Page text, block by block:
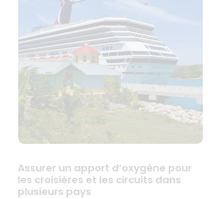
Assurer un apport d’oxygène pour
les croisières et les circuits dans
plusieurs pays